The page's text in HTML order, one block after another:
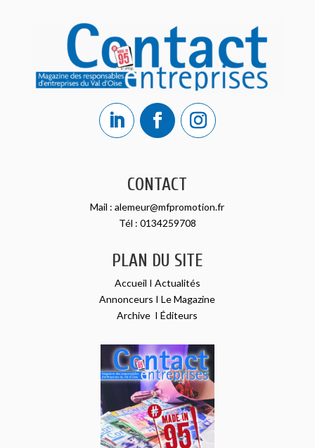
CONTACT
Mail :alemeur@mfpromotion.fr
Tél : 0134259708
PLAN DU SITE
Accueil I Actualités
Annonceurs ILe Magazine
Archive IÉditeurs